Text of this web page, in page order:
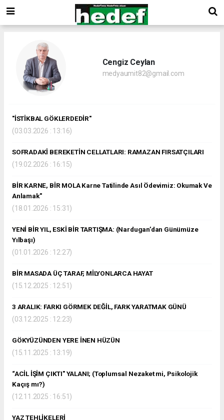
Cengiz Ceylan
medyaumit82@gmail.com
"İSTİKBAL GÖKLERDEDİR"
(03.03.2026 : 13:16)
SOFRADAKİ BEREKETİN CELLATLARI: RAMAZAN FIRSATÇILARI
(19.02.2026 : 16:15)
BİR KARNE, BİR MOLA Karne Tatilinde Asıl Ödevimiz: Okumak Ve
Anlamak"
(18.01.2026 : 15:31)
YENİ BİR YIL, ESKİ BİR TARTIŞMA: (Nardugan’dan Günümüze
Yılbaşı)
(01.01.2026 : 12:27)
BİR MASADA ÜÇ TARAF, MİLYONLARCA HAYAT
(15.12.2025 : 12:51)
3 ARALIK: FARKI GÖRMEK DEĞİL, FARK YARATMAK GÜNÜ
(03.12.2025 : 12:23)
GÖKYÜZÜNDEN YERE İNEN HÜZÜN
(15.11.2025 : 13:19)
“ACİL İŞİM ÇIKTI" YALANI; (Toplumsal Nezaket mi, Psikolojik
Kaçış mı?)
(12.11.2025 : 16:51)
YAZ TEHLİKELERİ